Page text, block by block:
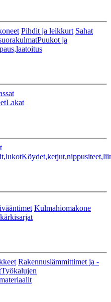
Pihdit ja leikkurt Sahat
Puukot ja
Lakat
Kulmahiomakone
Rakennuslämmittimet ja -
Työkalujen